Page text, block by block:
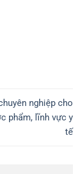
nghiệp cho
phẩm, lĩnh vực y
tế